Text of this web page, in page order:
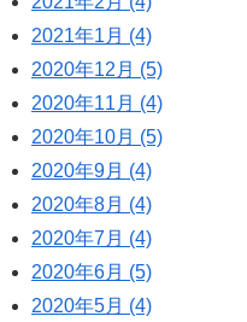
2021年1月 (4)
2020年12月 (5)
2020年11月 (4)
2020年10月 (5)
2020年9月 (4)
2020年8月 (4)
2020年7月 (4)
2020年6月 (5)
2020年5月 (4)